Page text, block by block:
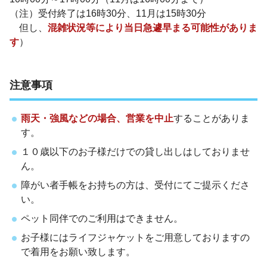
（注）受付終了は16時30分、11月は15時30分
但し、 混雑状況等により当日急遽早まる可能性がありま
す）
注意事項
雨天・強風などの場合、営業を中止することがありま
す。
１０歳以下のお子様だけでの貸し出しはしておりませ
ん。
障がい者手帳をお持ちの方は、受付にてご提示くださ
い。
ペット同伴でのご利用はできません。
お子様にはライフジャケットをご用意しておりますの
で着用をお願い致します。